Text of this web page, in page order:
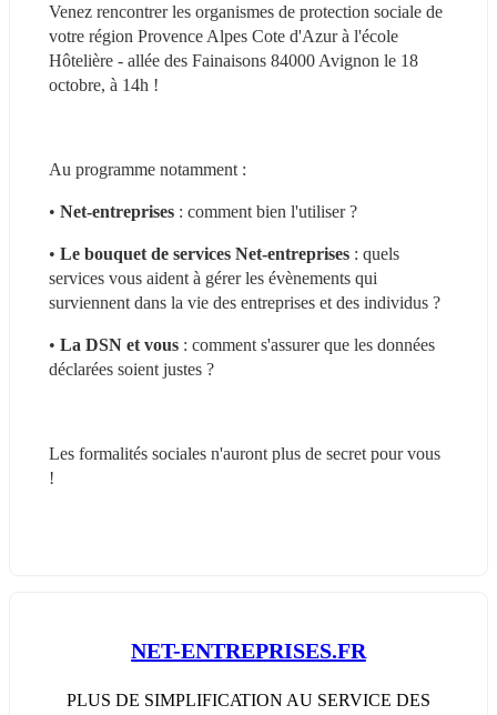
Venez rencontrer les organismes de protection sociale de
votre région Provence Alpes Cote d'Azur à l'école
Hôtelière - allée des Fainaisons 84000 Avignon le 18
octobre, à 14h !
Au programme notamment :
• Net-entreprises : comment bien l'utiliser ?
• Le bouquet de services Net-entreprises : quels
services vous aident à gérer les évènements qui
surviennent dans la vie des entreprises et des individus ?
• La DSN et vous : comment s'assurer que les données
déclarées soient justes ?
Les formalités sociales n'auront plus de secret pour vous
!
NET-ENTREPRISES.FR
PLUS DE SIMPLIFICATION AU SERVICE DES